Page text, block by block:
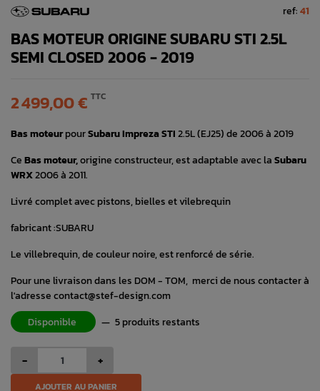
ref:41
BAS MOTEUR ORIGINE SUBARU STI 2.5L
SEMI CLOSED 2006 - 2019
2 499,00 € TTC
Bas moteurpourSubaru Impreza STI2.5L (EJ25) de 2006 à 2019
CeBas moteur,origine constructeur, est adaptable avec laSubaru
WRX2006 à 2011.
Livré complet avec pistons, bielles et vilebrequin
fabricant :SUBARU
Le villebrequin, de couleur noire, est renforcé de série.
Pour une livraison dans les DOM - TOM, merci de nous contacter à
l'adresse contact@stef-design.com
Disponible
— 5 produits restants
- +
AJOUTER AU PANIER